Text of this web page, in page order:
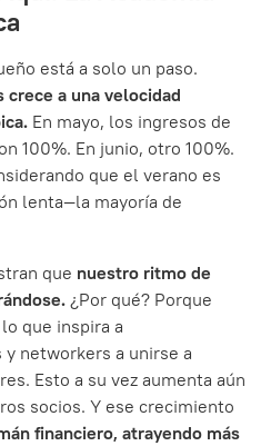
está a solo un paso.
crece a una velocidad
En mayo, los ingresos de
100%. En junio, otro 100%.
que el verano es
lenta—la mayoría de
que nuestro ritmo de
¿Por qué? Porque
que inspira a
networkers a unirse a
Esto a su vez aumenta aún
socios. Y ese crecimiento
financiero, atrayendo más